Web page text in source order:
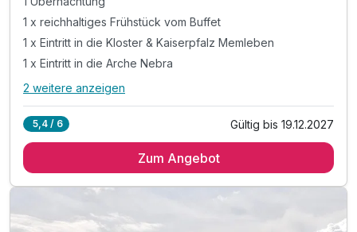
1 x reichhaltiges Frühstück vom Buffet
1 x Eintritt in die Kloster & Kaiserpfalz Memleben
1 x Eintritt in die Arche Nebra
Alle Inklusivleistungen
1 x reichhaltiges Frühstück vom Buffet
Informationsmaterial zur Region und Ausflügen
2 weitere anzeigen
5,4 / 6 Gültig bis 19.12.2027
Zum Angebot